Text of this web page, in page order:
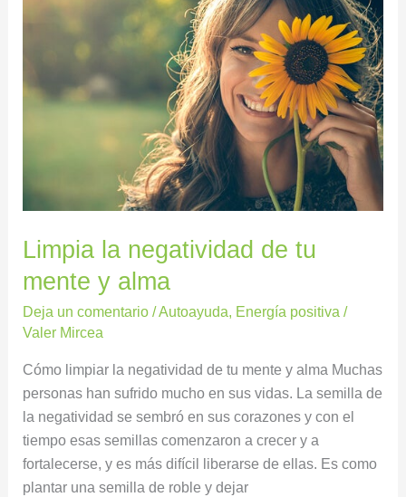
Limpia la negatividad de tu
mente y alma
Deja un comentario /Autoayuda, Energía positiva /
Valer Mircea
Cómo limpiar la negatividad de tu mente y alma Muchas
personas han sufrido mucho en sus vidas. La semilla de
la negatividad se sembró en sus corazones y con el
tiempo esas semillas comenzaron a crecer y a
fortalecerse, y es más difícil liberarse de ellas. Es como
plantar una semilla de roble y dejar
negatividad
mente